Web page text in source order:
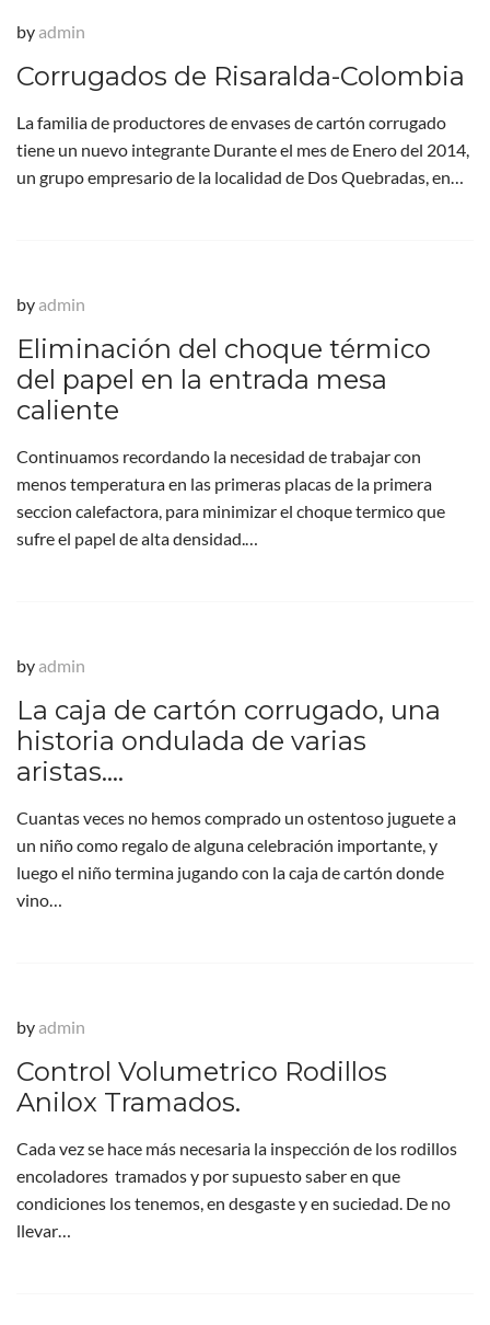
by admin
Corrugados de Risaralda-Colombia
La familia de productores de envases de cartón corrugado
tiene un nuevo integrante Durante el mes de Enero del 2014,
un grupo empresario de la localidad de Dos Quebradas, en…
by admin
Eliminación del choque térmico
del papel en la entrada mesa
caliente
Continuamos recordando la necesidad de trabajar con
menos temperatura en las primeras placas de la primera
seccion calefactora, para minimizar el choque termico que
sufre el papel de alta densidad.…
by admin
La caja de cartón corrugado, una
historia ondulada de varias
aristas….
Cuantas veces no hemos comprado un ostentoso juguete a
un niño como regalo de alguna celebración importante, y
luego el niño termina jugando con la caja de cartón donde
vino…
by admin
Control Volumetrico Rodillos
Anilox Tramados.
Cada vez se hace más necesaria la inspección de los rodillos
encoladores tramados y por supuesto saber en que
condiciones los tenemos, en desgaste y en suciedad. De no
llevar…